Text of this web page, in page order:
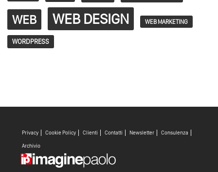
WEB WEB DESIGN WEB MARKETING
WORDPRESS
Privacy Cookie Policy Clienti Contatti Newsletter Consulenza
Archivio